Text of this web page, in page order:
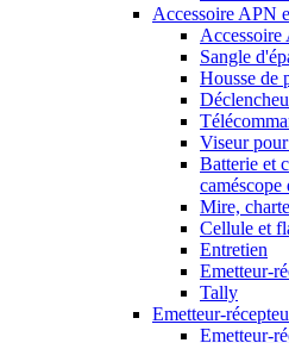
Accessoire APN
Accessoire
Sangle
Housse de
Viseur
Batterie et
caméscope
Mire,
Cellule et
Entretien
Emetteur-
Tally
Emetteur-
Emetteur-